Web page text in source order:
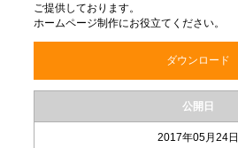
ご提供しております。
ホームページ制作にお役立てください。
ダウンロード
公開日
2017年05月24日